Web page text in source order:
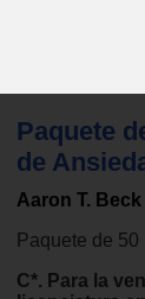
Paquete
de
Aaron T. Beck
Paquete de
C*. Para la